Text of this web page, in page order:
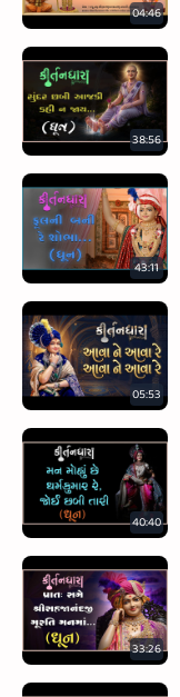
04:46
38:56
43:11
05:53
40:40
33:26